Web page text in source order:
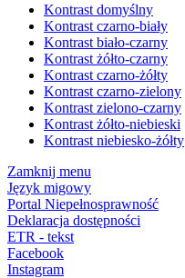
Kontrast domyślny
Kontrast czarno-biały
Kontrast biało-czarny
Kontrast żółto-czarny
Kontrast czarno-żółty
Kontrast czarno-zielony
Kontrast zielono-czarny
Kontrast żółto-niebieski
Kontrast niebiesko-żółty
Zamknij menu
Język migowy
Portal Niepełnosprawność
Deklaracja dostępności
ETR - tekst
Facebook
Instagram